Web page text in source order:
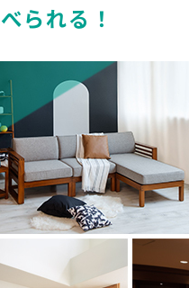
られる！